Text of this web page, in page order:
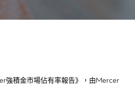
強積金市場佔有率報告》，由Mercer